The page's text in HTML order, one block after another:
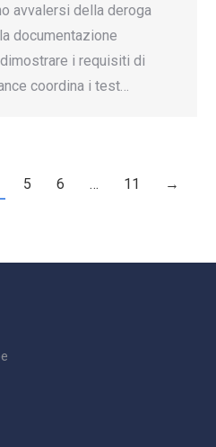
avvalersi della deroga
documentazione
i requisiti di
coordina i test…
5 6 … 11 →